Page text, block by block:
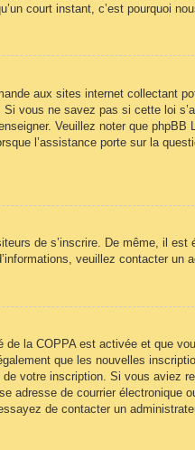
court instant, c’est pourquoi
aux sites internet collectant
vous ne savez pas si cette loi
Veuillez noter que
l’assistance porte sur la
de s’inscrire. De même, il est
veuillez contacter un
la COPPA est activée et que
que les nouvelles
votre inscription. Si vous aviez
de courrier électronique
de contacter un